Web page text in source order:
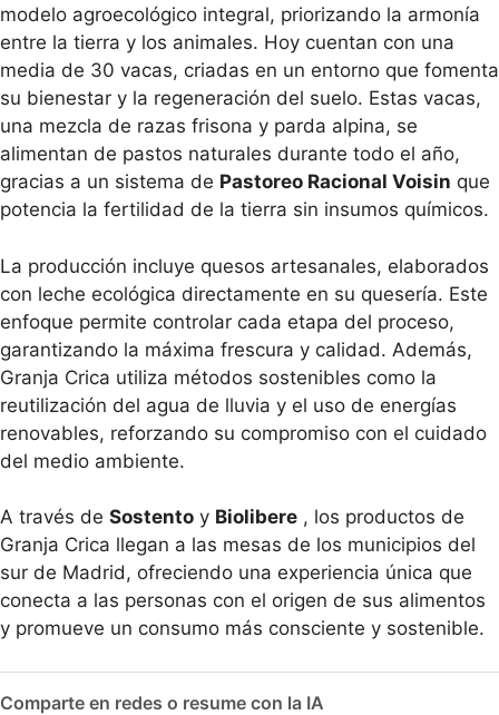
modelo agroecológico integral, priorizando la armonía
entre la tierra y los animales. Hoy cuentan con una
media de 30 vacas, criadas en un entorno que fomenta
su bienestar y la regeneración del suelo. Estas vacas,
una mezcla de razas frisona y parda alpina, se
alimentan de pastos naturales durante todo el año,
gracias a un sistema de Pastoreo Racional Voisin que
potencia la fertilidad de la tierra sin insumos químicos.
La producción incluye quesos artesanales, elaborados
con leche ecológica directamente en su quesería. Este
enfoque permite controlar cada etapa del proceso,
garantizando la máxima frescura y calidad. Además,
Granja Crica utiliza métodos sostenibles como la
reutilización del agua de lluvia y el uso de energías
renovables, reforzando su compromiso con el cuidado
del medio ambiente.
A través de Sostento y Biolibere , los productos de
Granja Crica llegan a las mesas de los municipios del
sur de Madrid, ofreciendo una experiencia única que
conecta a las personas con el origen de sus alimentos
y promueve un consumo más consciente y sostenible.
Comparte en redes o resume con la IA